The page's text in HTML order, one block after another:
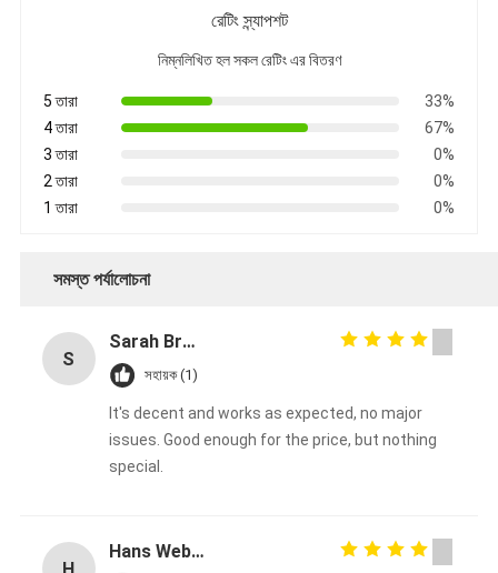
রেটিং স্ন্যাপশট
নিম্নলিখিত হল সকল রেটিং এর বিতরণ
5 তারা
33%
4 তারা
67%
3 তারা
0%
2 তারা
0%
1 তারা
0%
সমস্ত পর্যালোচনা
S
Sarah Brown
সহায়ক (1)
It's decent and works as expected, no major
issues. Good enough for the price, but nothing
special.
Hans Weber